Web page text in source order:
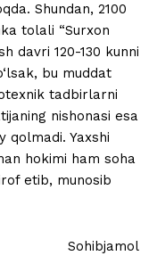
Shundan, 2100
tolali “Surxon
davri 120-130 kunni
bu muddat
tadbirlarni
nishonasi esa
qolmadi. Yaxshi
hokimi ham soha
etib, munosib
Sohibjamol